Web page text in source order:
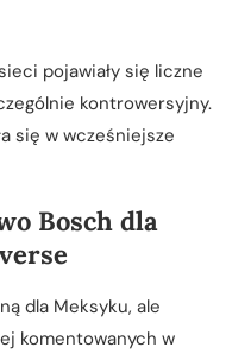
pojawiały się liczne
kontrowersyjny.
się w wcześniejsze
Bosch dla
dla Meksyku, ale
komentowanych w